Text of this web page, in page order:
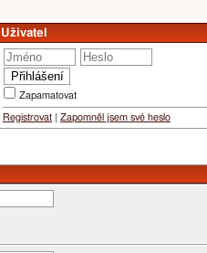
Uživatel
Zapamatovat
Registrovat Zapomněl jsem své heslo